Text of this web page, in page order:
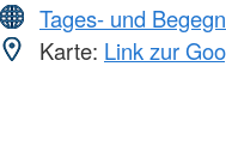
Tages- und
Karte: Link zur